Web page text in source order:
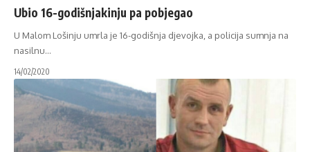
Ubio 16-godišnjakinju pa pobjegao
U Malom Lošinju umrla je 16-godišnja djevojka, a policija sumnja na
nasilnu…
14/02/2020